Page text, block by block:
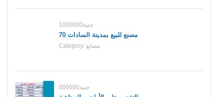
1000000جنية
70 مصنع للبيع بمدينة السادات
Category: مصانع
000000جنية